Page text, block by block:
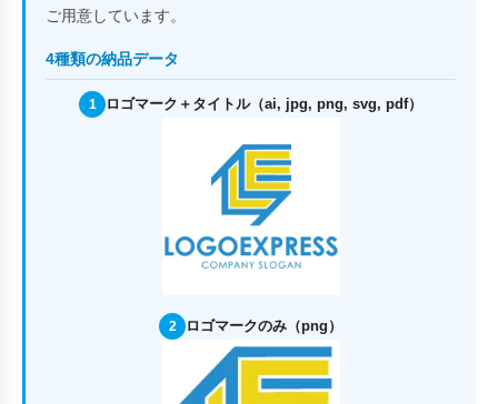
ご用意しています。
4種類の納品データ
1 ロゴマーク＋タイトル（ai, jpg, png, svg, pdf）
2 ロゴマークのみ（png）